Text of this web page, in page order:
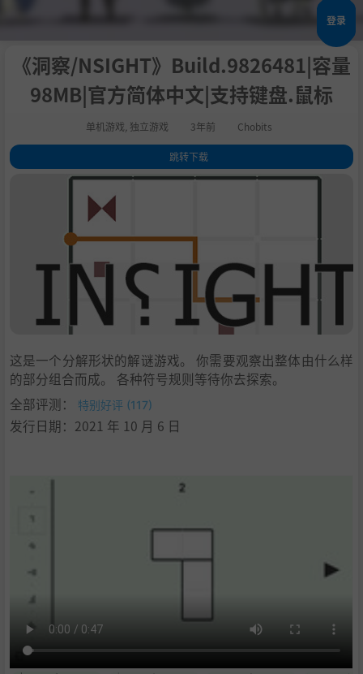
登录
《洞察/NSIGHT》Build.9826481|容量
98MB|官方简体中文|支持键盘.鼠标
单机游戏 独立游戏 3年前 Chobits
跳转下载
关于这款游戏
学习版下载
这是一个分解形状的解谜游戏。 你需要观察出整体由什么样
的部分组合而成。 各种符号规则等待你去探索。
全部评测：
特别好评 (117)
发行日期：2021 年 10 月 6 日